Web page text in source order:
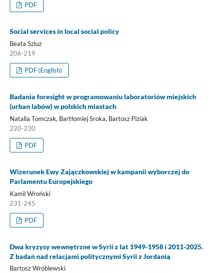
PDF
Social services in local social policy
Beata Szluz
206-219
PDF (English)
Badania foresight w programowaniu laboratoriów miejskich
(urban labów) w polskich miastach
Natalia Tomczak, Bartłomiej Sroka, Bartosz Piziak
220-230
PDF
Wizerunek Ewy Zajączkowskiej w kampanii wyborczej do
Parlamentu Europejskiego
Kamil Wroński
231-245
PDF
Dwa kryzysy wewnętrzne w Syrii z lat 1949-1958 i 2011-2025.
Z badań nad relacjami politycznymi Syrii z Jordanią
Bartosz Wróblewski